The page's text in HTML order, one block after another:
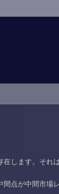
します。それ
点が中間市場